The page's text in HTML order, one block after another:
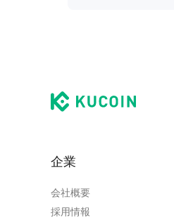
企業
会社概要
採用情報